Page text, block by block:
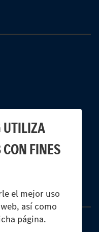
UTILIZA
FINES
el mejor uso
así como
página.